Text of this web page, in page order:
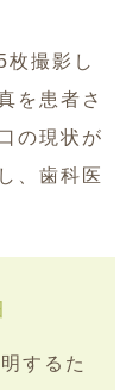
枚撮影し
を患者さ
の現状が
、歯科医
するた